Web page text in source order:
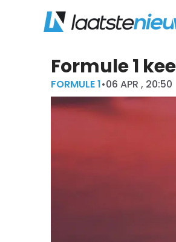
Formule 1
FORMULE 1•06 APR , 20:50